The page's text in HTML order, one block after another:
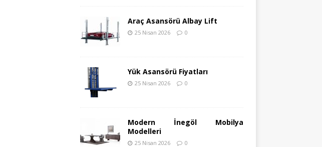
Araç Asansörü Albay Lift
25 Nisan 2026 0
Yük Asansörü Fiyatları
25 Nisan 2026 0
Modern İnegöl Mobilya
Modelleri
25 Nisan 2026 0